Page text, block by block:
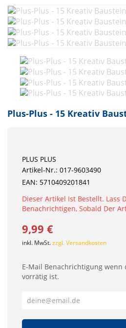
Plus-Plus - 15 Kreativ
PLUS PLUS
Artikel-Nr.: 017-9603490
EAN: 5710409201841
Dieser Artikel Ist Bestellt. Lass
Benachrichtigen, Sobald Der
9,99 €
inkl. MwSt.zzgl. Versandkosten
E-Mail Benachrichtigung
vorrätig ist.